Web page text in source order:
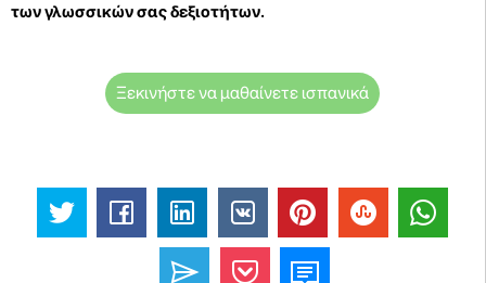
των γλωσσικών σας δεξιοτήτων.
Ξεκινήστε να μαθαίνετε ισπανικά